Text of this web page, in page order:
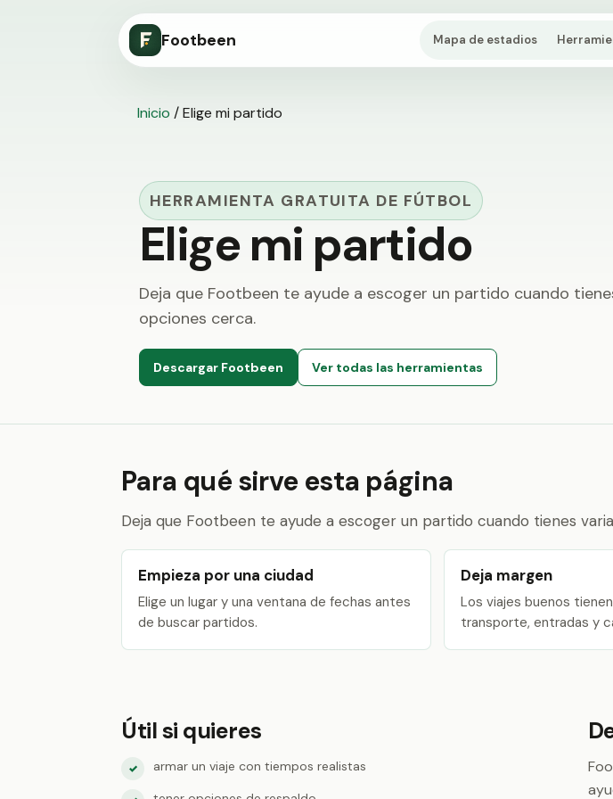
Footbeen Mapa de estadios
Inicio /Elige mi partido
HERRAMIENTA GRATUITA DE FÚTBOL
Elige mi partido
Deja que Footbeen te ayude a escoger un partido cuando
opciones cerca.
Descargar Footbeen Ver todas las herramientas
Para qué sirve esta página
Deja que Footbeen te ayude a escoger un partido cuando tienes
Empieza por una ciudad
Elige un lugar y una ventana de fechas antes
de buscar partidos.
Deja margen
Los viajes buenos
transporte, entradas y
Útil si quieres
✓ armar un viaje con tiempos realistas